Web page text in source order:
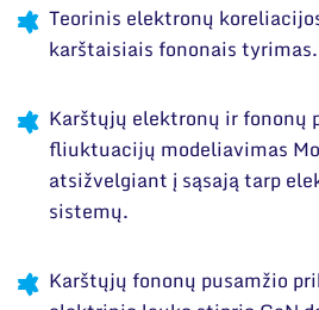
Teorinis elektronų
karštaisiais fononais tyrimas.
Karštųjų elektronų ir fononų
fliuktuacijų modeliavimas
atsižvelgiant į sąsają tarp
sistemų.
Karštųjų fononų pusamžio